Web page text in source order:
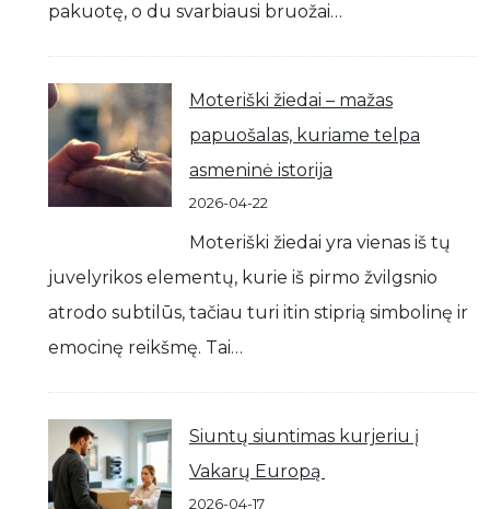
pakuotę, o du svarbiausi bruožai…
Moteriški žiedai – mažas
papuošalas, kuriame telpa
asmeninė istorija
2026-04-22
Moteriški žiedai yra vienas iš tų
juvelyrikos elementų, kurie iš pirmo žvilgsnio
atrodo subtilūs, tačiau turi itin stiprią simbolinę ir
emocinę reikšmę. Tai…
Siuntų siuntimas kurjeriu į
Vakarų Europą
2026-04-17